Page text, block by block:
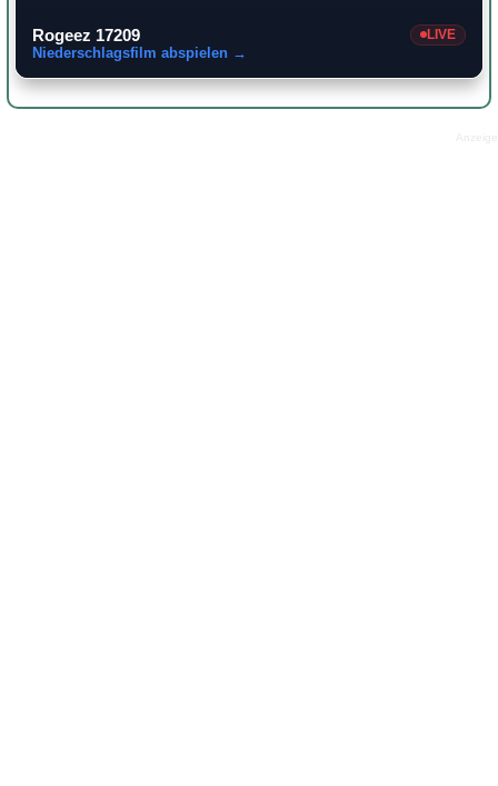
Rogeez 17209 LIVE
Niederschlagsfilm abspielen →